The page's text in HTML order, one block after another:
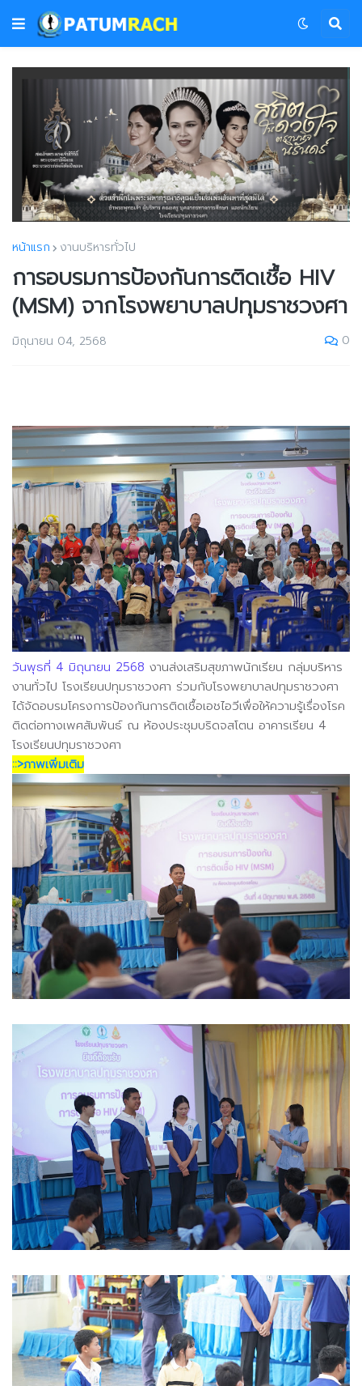
หน้าแรก งานบริหารทั่วไป
การอบรมการป้องกันการติดเชื้อ HIV
(MSM) จากโรงพยาบาลปทุมราชวงศา
มิถุนายน 04, 2568 0
วันพุธที่ 4 มิถุนายน 2568 งานส่งเสริมสุขภาพนักเรียน กลุ่มบริหาร
งานทั่วไป โรงเรียนปทุมราชวงศา ร่วมกับโรงพยาบาลปทุมราชวงศา
ได้จัดอบรมโครงการป้องกันการติดเชื้อเอชไอวีเพื่อให้ความรู้เรื่องโรค
ติดต่อทางเพศสัมพันธ์ ณ ห้องประชุมบริดจสโตน อาคารเรียน 4
โรงเรียนปทุมราชวงศา
::>ภาพเพิ่มเติม